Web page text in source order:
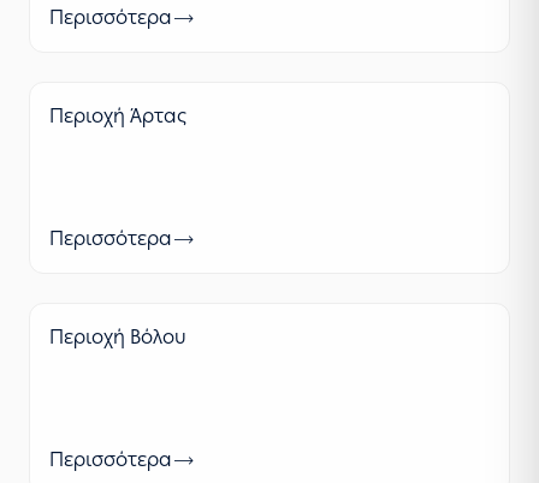
Περισσότερα
Περιοχή Άρτας
Περισσότερα
Περιοχή Βόλου
Περισσότερα